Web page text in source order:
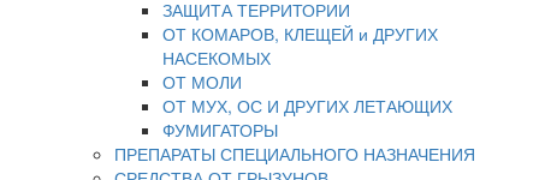
ЗАЩИТА ТЕРРИТОРИИ
ОТ КОМАРОВ, КЛЕЩЕЙ и ДРУГИХ
НАСЕКОМЫХ
ОТ МОЛИ
ОТ МУХ, ОС И ДРУГИХ ЛЕТАЮЩИХ
ФУМИГАТОРЫ
ПРЕПАРАТЫ СПЕЦИАЛЬНОГО НАЗНАЧЕНИЯ